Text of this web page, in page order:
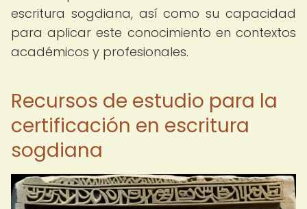
escritura sogdiana, así como su capacidad
para aplicar este conocimiento en contextos
académicos y profesionales.
Recursos de estudio para la
certificación en escritura
sogdiana